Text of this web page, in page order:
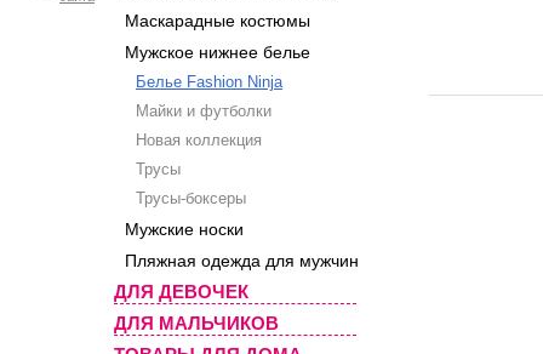
Маскарадные костюмы
Мужское нижнее белье
Белье Fashion Ninja
Майки и футболки
Новая коллекция
Трусы
Трусы-боксеры
Мужские носки
Пляжная одежда для мужчин
ДЛЯ ДЕВОЧЕК
ДЛЯ МАЛЬЧИКОВ